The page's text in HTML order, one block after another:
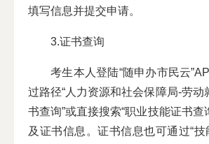
填写信息并提交申请。
3.证书查询
考生本人登陆“随申办市民云
过路径“人力资源和社会保障局-劳动
书查询”或直接搜索“职业技能证书查
及证书信息。证书信息也可通过“